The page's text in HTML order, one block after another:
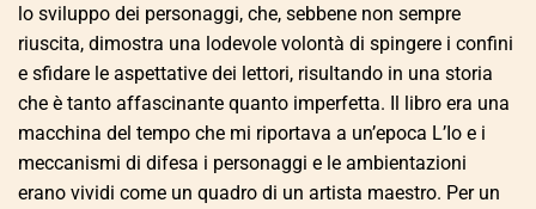
lo sviluppo dei personaggi, che, sebbene non sempre
riuscita, dimostra una lodevole volontà di spingere i confini
e sfidare le aspettative dei lettori, risultando in una storia
che è tanto affascinante quanto imperfetta. Il libro era una
macchina del tempo che mi riportava a un’epoca L’Io e i
meccanismi di difesa i personaggi e le ambientazioni
erano vividi come un quadro di un artista maestro. Per un